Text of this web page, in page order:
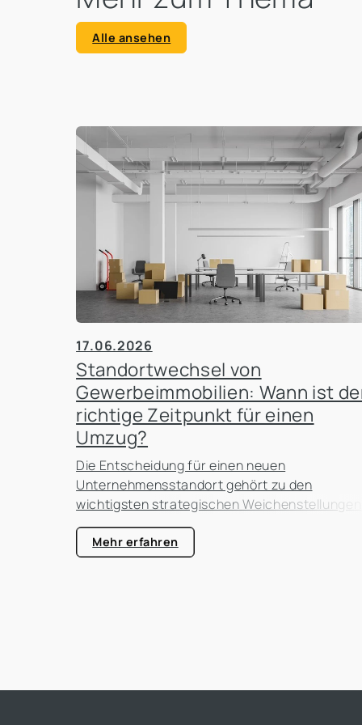
Alle ansehen
17.06.2026
Standortwechsel von
Gewerbeimmobilien: Wann ist
richtige Zeitpunkt für einen
Umzug?
Die Entscheidung für einen neuen
Unternehmensstandort gehört zu den
wichtigsten strategischen Weichenstellungen
eines Unternehmens. Ob Büro, Praxis, Laden,
Gastronomie, Lagerhalle oder
Produktionsfläche: Der Standort beeinflusst
Mehr erfahren